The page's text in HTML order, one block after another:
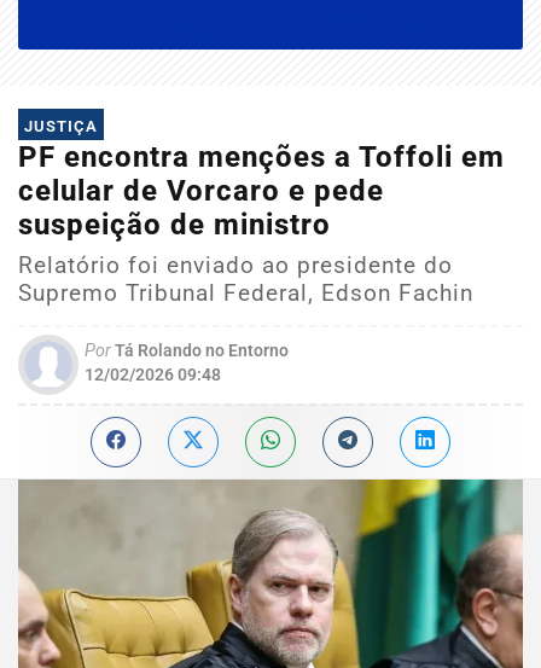
JUSTIÇA
PF encontra menções a Toffoli em
celular de Vorcaro e pede
suspeição de ministro
Relatório foi enviado ao presidente do
Supremo Tribunal Federal, Edson Fachin
PorTá Rolando no Entorno
12/02/2026 09:48